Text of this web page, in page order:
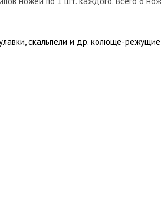
скальпели и др. колюще-режущие